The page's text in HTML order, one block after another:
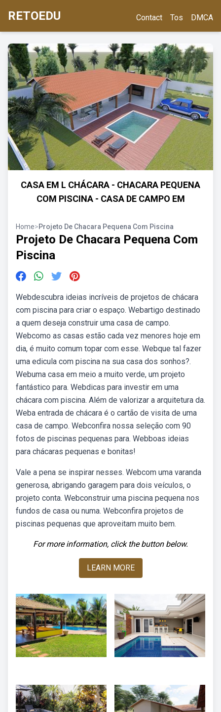
RETOEDU Contact Tos DMCA
CASA EM L CHÁCARA - CHACARA PEQUENA
COM PISCINA - CASA DE CAMPO EM
Home>Projeto De Chacara Pequena Com Piscina
Projeto De Chacara Pequena Com
Piscina
Webdescubra ideias incríveis de projetos de chácara
com piscina para criar o espaço. Webartigo destinado
a quem deseja construir uma casa de campo.
Webcomo as casas estão cada vez menores hoje em
dia, é muito comum topar com esse. Webque tal fazer
uma edicula com piscina na sua casa dos sonhos?.
Webuma casa em meio a muito verde, um projeto
fantástico para. Webdicas para investir em uma
chácara com piscina. Além de valorizar a arquitetura da.
Weba entrada de chácara é o cartão de visita de uma
casa de campo. Webconfira nossa seleção com 90
fotos de piscinas pequenas para. Webboas ideias
para chácaras pequenas e bonitas!
Vale a pena se inspirar nesses. Webcom uma varanda
generosa, abrigando garagem para dois veículos, o
projeto conta. Webconstruir uma piscina pequena nos
fundos de casa ou numa. Webconfira projetos de
piscinas pequenas que aproveitam muito bem.
For more information, click the button below.
LEARN MORE